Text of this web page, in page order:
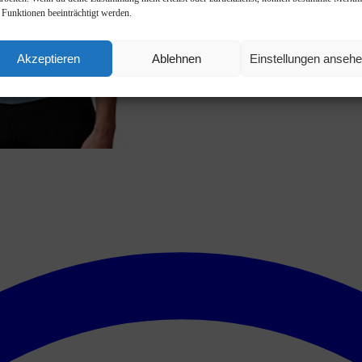
beeinträchtigt werden.
Akzeptieren Ablehnen Einstellungen